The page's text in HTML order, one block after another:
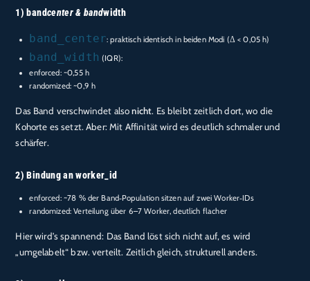
1) bandcenter & bandwidth
band_center: praktisch identisch in beiden Modi (Δ < 0,05 h)
band_width (IQR):
enforced: ~0,55 h
randomized: ~0,9 h
Das Band verschwindet alsonicht. Es bleibt zeitlich dort, wo die
Kohorte es setzt. Aber: Mit Affinität wird es deutlich schmaler und
schärfer.
2) Bindung an worker_id
enforced: ~78 % der Band‑Population sitzen auf zwei Worker‑IDs
randomized: Verteilung über 6–7 Worker, deutlich flacher
Hier wird’s spannend: Das Band löst sich nicht auf, es wird
„umgelabelt“ bzw. verteilt. Zeitlich gleich, strukturell anders.